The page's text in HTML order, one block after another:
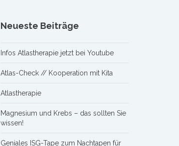
Neueste Beiträge
Infos Atlastherapie jetzt bei Youtube
Atlas-Check // Kooperation mit Kita
Atlastherapie
Magnesium und Krebs – das sollten Sie
wissen!
Geniales ISG-Tape zum Nachtapen für